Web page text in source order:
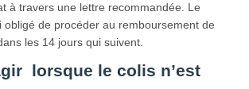
à travers une lettre recommandée. Le
obligé de procéder au remboursement de
les 14 jours qui suivent.
lorsque le colis n’est